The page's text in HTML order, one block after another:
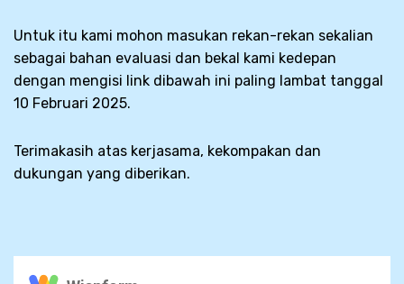
Untuk itu kami mohon masukan rekan-rekan sekalian
sebagai bahan evaluasi dan bekal kami kedepan
dengan mengisi link dibawah ini paling lambat tanggal
10 Februari 2025.
Terimakasih atas kerjasama, kekompakan dan
dukungan yang diberikan.